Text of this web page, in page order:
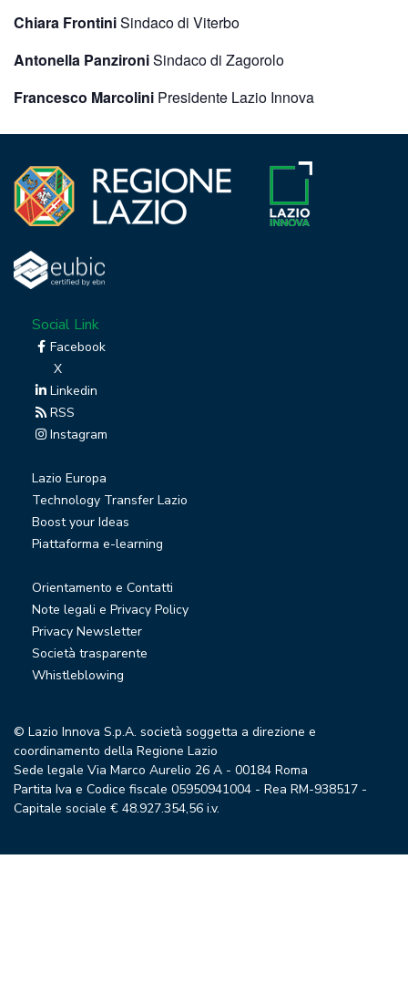
Chiara FrontiniSindaco di Viterbo
Antonella PanzironiSindaco di Zagorolo
Francesco Marcolini Presidente Lazio Innova
Social Link
Facebook
X
Linkedin
RSS
Instagram
Lazio Europa
Technology Transfer Lazio
Boost your Ideas
Piattaforma e-learning
Orientamento e Contatti
Note legali e Privacy Policy
Privacy Newsletter
Società trasparente
Whistleblowing
© Lazio Innova S.p.A. società soggetta a direzione e
coordinamento della Regione Lazio
Sede legale Via Marco Aurelio 26 A - 00184 Roma
Partita Iva e Codice fiscale 05950941004 - Rea RM-938517 -
Capitale sociale € 48.927.354,56 i.v.